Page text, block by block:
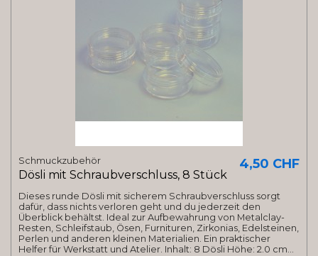
Schmuckzubehör
Dösli mit Schraubverschluss, 8 Stück
4,50 CHF
Dieses runde Dösli mit sicherem Schraubverschluss sorgt
dafür, dass nichts verloren geht und du jederzeit den
Überblick behältst. Ideal zur Aufbewahrung von Metalclay-
Resten, Schleifstaub, Ösen, Furnituren, Zirkonias, Edelsteinen,
Perlen und anderen kleinen Materialien. Ein praktischer
Helfer für Werkstatt und Atelier. Inhalt: 8 Dösli Höhe: 2.0 cm...